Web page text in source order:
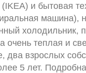
и бытовая
машина),
холодильник,
очень теплая и
два взрослых
5 лет.